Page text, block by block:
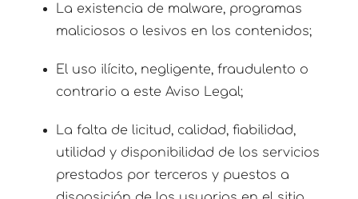
La existencia de malware, programas
maliciosos o lesivos en los contenidos;
El uso ilícito, negligente, fraudulento o
contrario a este Aviso Legal;
La falta de licitud, calidad, fiabilidad,
utilidad y disponibilidad de los servicios
prestados por terceros y puestos a